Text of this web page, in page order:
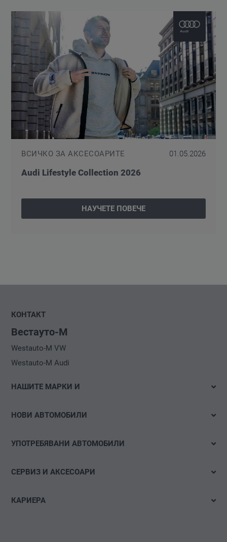
ВСИЧКО ЗА АКСЕСОАРИТЕ 01.05.2026
Audi Lifestyle Collection 2026
НАУЧЕТЕ ПОВЕЧЕ
КОНТАКТ
Вестауто-М
Westauto-M VW
Westauto-M Audi
НАШИТЕ МАРКИ И
Audi
НОВИ АВТОМОБИЛИ
Тестово шофиране
Конфигуриране
УПОТРЕБЯВАНИ АВТОМОБИЛИ
Детайлно търсене
СЕРВИЗ И АКСЕСОАРИ
Час за сервиз
КАРИЕРА